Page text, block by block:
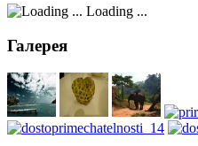
Loading ...
Галерея